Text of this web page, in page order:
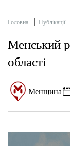
Головна Публікації
Менський
області
Менщина